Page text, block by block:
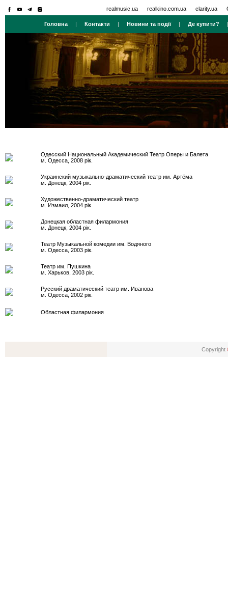
realmusic.ua realkino.com.ua clarity.ua
Головна | Контакти | Новини та події| Де купити?
Одесский Национальный Академический Театр Оперы и Балета
м. Одесса, 2008 рік.
Украинский музыкально-драматический театр им. Артёма
м. Донецк, 2004 рік.
Художественно-драматический театр
м. Измаил, 2004 рік.
Донецкая областная филармония
м. Донецк, 2004 рік.
Театр Музыкальной комедии им. Водяного
м. Одесса, 2003 рік.
Театр им. Пушкина
м. Харьков, 2003 рік.
Русский драматический театр им. Иванова
м. Одесса, 2002 рік.
Областная филармония
Copyright